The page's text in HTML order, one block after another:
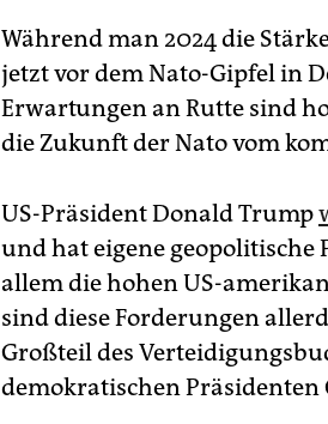
Während man 2024 die
jetzt vor dem Nato-Gipfel in
Erwartungen an Rutte sind
die Zukunft der Nato vom
US-Präsident Donald Trump
und hat eigene
allem die hohen US-
sind diese Forderungen
Großteil des
demokratischen Präsidenten